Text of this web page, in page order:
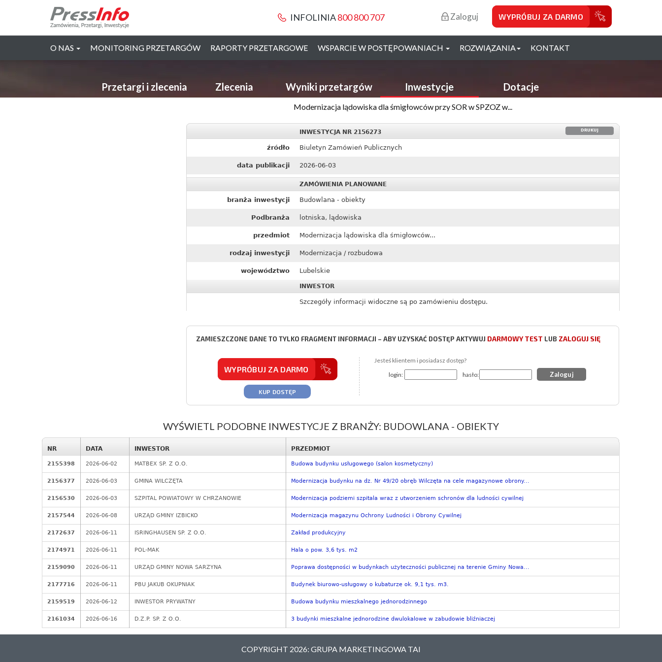
INFOLINIA800 800 707 Zaloguj WYPRÓBUJ ZA DARMO
O NAS MONITORING PRZETARGÓW RAPORTY PRZETARGOWE WSPARCIE W POSTĘPOWANIACH ROZWIĄZANIA KONTAKT
Przetargi i zlecenia Zlecenia Wyniki przetargów Inwestycje Dotacje
Modernizacja lądowiska dla śmigłowców przy SOR w SPZOZ w...
DRUKUJ
INWESTYCJA NR 2156273
źródło Biuletyn Zamówień Publicznych
data publikacji 2026-06-03
ZAMÓWIENIA PLANOWANE
branża inwestycji Budowlana - obiekty
Podbranża lotniska, lądowiska
przedmiot Modernizacja lądowiska dla śmigłowców...
rodzaj inwestycji Modernizacja / rozbudowa
województwo Lubelskie
INWESTOR
Szczegóły informacji widoczne są po zamówieniu dostępu.
ZAMIESZCZONE DANE TO TYLKO FRAGMENT INFORMACJI – ABY UZYSKAĆ DOSTĘP AKTYWUJ DARMOWY TEST LUB ZALOGUJ SIĘ
WYPRÓBUJ ZA DARMO
KUP DOSTĘP
Jesteś klientem i posiadasz dostęp?
login:
hasło:
WYŚWIETL PODOBNE INWESTYCJE Z BRANŻY: BUDOWLANA - OBIEKTY
NR DATA INWESTOR PRZEDMIOT
2155398 2026-06-02 MATBEX SP. Z O.O. Budowa budynku usługowego (salon kosmetyczny)
2156377 2026-06-03 GMINA WILCZĘTA Modernizacja budynku na dz. Nr 49/20 obręb Wilczęta na cele magazynowe obrony...
2156530 2026-06-03 SZPITAL POWIATOWY W CHRZANOWIE Modernizacja podziemi szpitala wraz z utworzeniem schronów dla ludności cywilnej
2157544 2026-06-08 URZĄD GMINY IZBICKO Modernizacja magazynu Ochrony Ludności i Obrony Cywilnej
2172637 2026-06-11 ISRINGHAUSEN SP. Z O.O. Zakład produkcyjny
2174971 2026-06-11 POL-MAK Hala o pow. 3,6 tys. m2
2159090 2026-06-11 URZĄD GMINY NOWA SARZYNA Poprawa dostępności w budynkach użyteczności publicznej na terenie Gminy Nowa...
2177716 2026-06-11 PBU JAKUB OKUPNIAK Budynek biurowo-usługowy o kubaturze ok. 9,1 tys. m3.
2159519 2026-06-12 INWESTOR PRYWATNY Budowa budynku mieszkalnego jednorodzinnego
2161034 2026-06-16 D.Z.P. SP. Z O.O. 3 budynki mieszkalne jednorodzine dwulokalowe w zabudowie bliźniaczej
COPYRIGHT 2026: GRUPA MARKETINGOWA TAI